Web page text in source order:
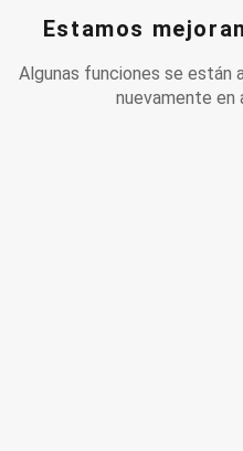
Estamos
Algunas funciones se están
nuevamente en